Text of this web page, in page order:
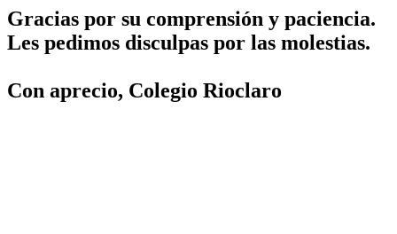
Gracias por su comprensión y paciencia.
Les pedimos disculpas por las molestias.
Con aprecio, Colegio Rioclaro